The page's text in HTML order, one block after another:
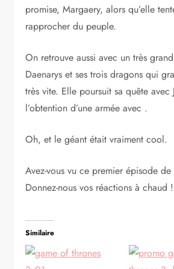
promise, Margaery, alors qu’elle
rapprocher du peuple.
On retrouve aussi avec un très
Daenarys et ses trois dragons qui
très vite. Elle poursuit sa quête avec
l’obtention d’une armée avec .
Oh, et le géant était vraiment cool.
Avez-vous vu ce premier épisode
Donnez-nous vos réactions à chaud !
Similaire